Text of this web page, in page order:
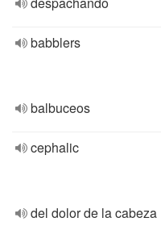
babblers
balbuceos
cephalic
del dolor de la cabeza